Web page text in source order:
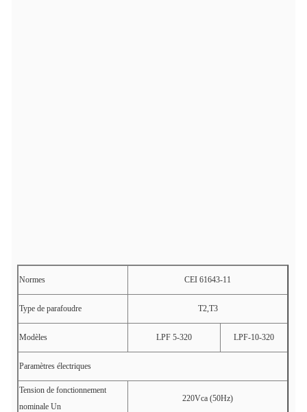
Normes CEI 61643-11
Type de parafoudre T2,T3
Modèles LPF 5-320 LPF-10-320
Paramètres électriques
Tension de fonctionnement
nominale Un
220Vca (50Hz)